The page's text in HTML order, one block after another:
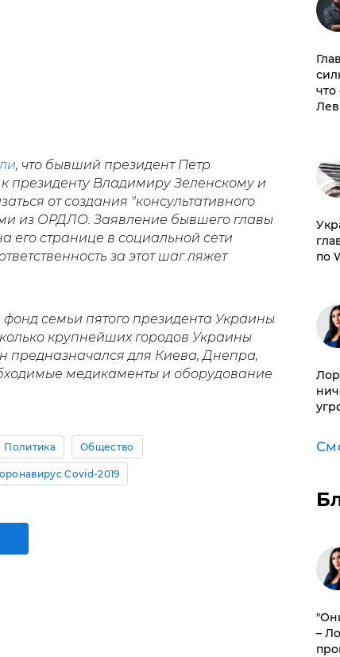
, что бывший президент Петр
Владимиру Зеленскому и
от создания "консультативного
из ОРДЛО. Заявление бывшего главы
его странице в социальной сети
за этот шаг ляжет
семьи пятого президента Украины
крупнейших городов Украины
предназначался для Киева, Днепра,
медикаменты и оборудование
Политика Общество
Covid-2019
что
по
–